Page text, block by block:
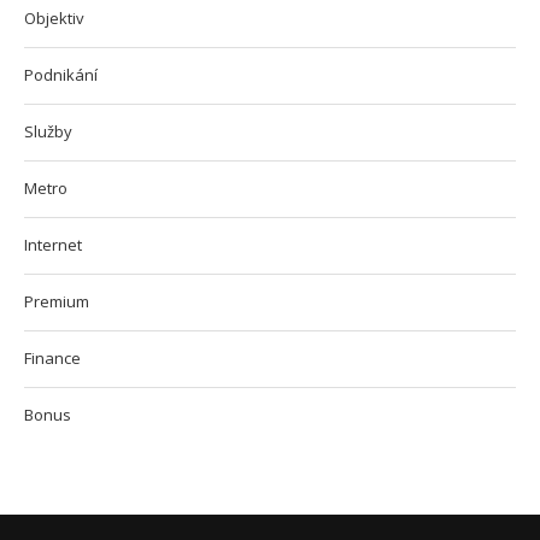
Objektiv
Podnikání
Služby
Metro
Internet
Premium
Finance
Bonus